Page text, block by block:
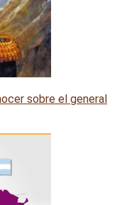
sobre el general